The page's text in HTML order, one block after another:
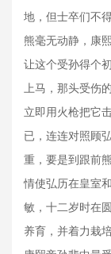
地，但士卒们不
熊毫无动静，康
让这个受孙得个
上马，那头受伤
立即用火枪把它
已，连连对照顾
重，要是到跟前
情使弘历在皇室
敏，十二岁时在
养育，并着力栽